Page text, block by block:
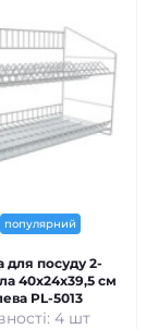
популярний
для посуду 2-
40x24x39,5 см
PL-5013
4 шт